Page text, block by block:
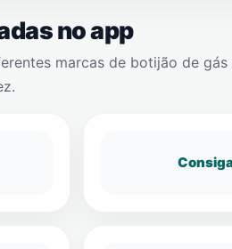
no app
marcas de botijão de